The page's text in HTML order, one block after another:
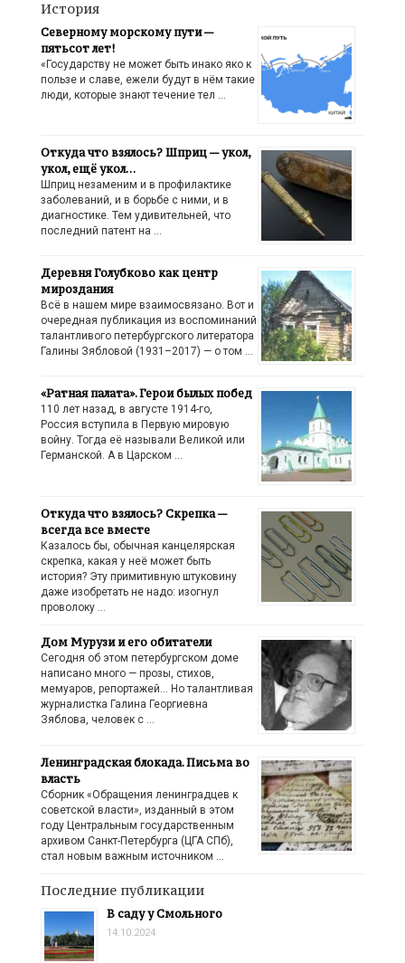
История
Северному морскому пути —
пятьсот лет!
«Государству не может быть инако яко к
пользе и славе, ежели будут в нём такие
люди, которые знают течение тел …
Откуда что взялось? Шприц — укол,
укол, ещё укол…
Шприц незаменим и в профилактике
заболеваний, и в борьбе с ними, и в
диагностике. Тем удивительней, что
последний патент на …
Деревня Голубково как центр
мироздания
Всё в нашем мире взаимосвязано. Вот и
очередная публикация из воспоминаний
талантливого петербургского литератора
Галины Зябловой (1931–2017) — о том …
«Ратная палата». Герои былых побед
110 лет назад, в августе 1914-го,
Россия вступила в Первую мировую
войну. Тогда её называли Великой или
Германской. А в Царском …
Откуда что взялось? Скрепка —
всегда все вместе
Казалось бы, обычная канцелярская
скрепка, какая у неё может быть
история? Эту примитивную штуковину
даже изобретать не надо: изогнул
проволоку …
Дом Мурузи и его обитатели
Сегодня об этом петербургском доме
написано много — прозы, стихов,
мемуаров, репортажей… Но талантливая
журналистка Галина Георгиевна
Зяблова, человек с …
Ленинградская блокада. Письма во
власть
Сборник «Обращения ленинградцев к
советской власти», изданный в этом
году Центральным государственным
архивом Санкт-Петербурга (ЦГА СПб),
стал новым важным источником …
Последние публикации
В саду у Смольного
14.10.2024